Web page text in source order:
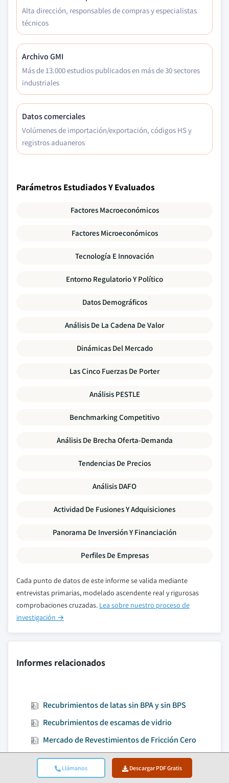
Llámanos Descargar PDF Gratis
Alta dirección, responsables de compras y especialistas
técnicos
Archivo GMI
Más de 13.000 estudios publicados en más de 30 sectores
industriales
Datos comerciales
Volúmenes de importación/exportación, códigos HS y
registros aduaneros
Parámetros Estudiados Y Evaluados
Factores Macroeconómicos
Factores Microeconómicos
Tecnología E Innovación
Entorno Regulatorio Y Político
Datos Demográficos
Análisis De La Cadena De Valor
Dinámicas Del Mercado
Las Cinco Fuerzas De Porter
Análisis PESTLE
Benchmarking Competitivo
Análisis De Brecha Oferta-Demanda
Tendencias De Precios
Análisis DAFO
Actividad De Fusiones Y Adquisiciones
Panorama De Inversión Y Financiación
Perfiles De Empresas
Cada punto de datos de este informe se valida mediante
entrevistas primarias, modelado ascendente real y rigurosas
comprobaciones cruzadas. Lea sobre nuestro proceso de
investigación →
Informes relacionados
Recubrimientos de latas sin BPA y sin BPS
Recubrimientos de escamas de vidrio
Mercado de Revestimientos de Fricción Cero
Recubrimientos Biocompatibles, Mercado de